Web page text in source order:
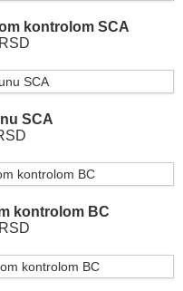
kontrolom SCA
SCA
kontrolom BC